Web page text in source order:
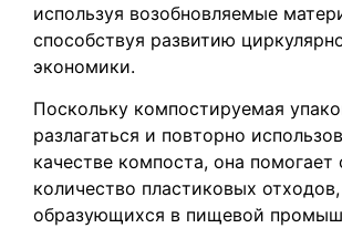
используя возобновляемые
способствуя развитию
экономики.
Поскольку компостируемая
разлагаться и повторно
качестве компоста, она помогает
количество пластиковых отходов,
образующихся в пищевой